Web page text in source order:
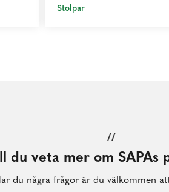
Stolpar
//
du veta mer om SAPAs
du några frågor är du välkommen